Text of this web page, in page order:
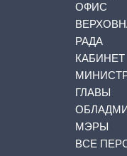
ОФИС
РАДА
КАБИНЕТ
ГЛАВЫ
МЭРЫ
ВСЕ